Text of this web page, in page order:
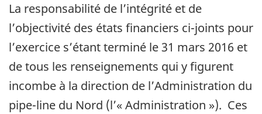
La responsabilité de l’intégrité et de
l’objectivité des états financiers ci-joints pour
l’exercice s’étant terminé le 31 mars 2016 et
de tous les renseignements qui y figurent
incombe à la direction de l’Administration du
pipe-line du Nord (l’« Administration »). Ces